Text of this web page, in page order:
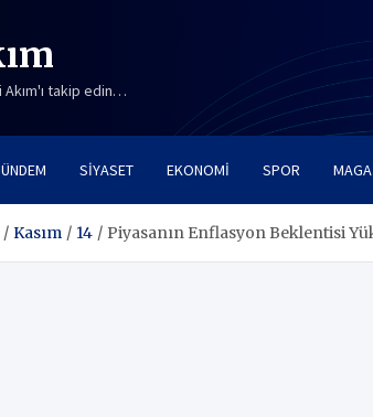
Akım'ı takip edin…
SIYASET EKONOMI SPOR
Kasım 14 Piyasanın Enflasyon Beklentisi